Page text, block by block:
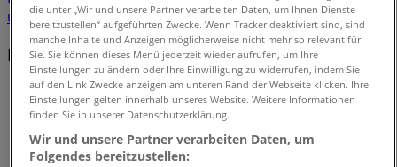
und Versicherungen
Filiale in der Nähe
Tiendeo in Augsburg»
Einzelhändlerindex in Augsburg
die unter „Wir und unsere Partner verarbeiten Daten, um Ihnen Dienste
bereitzustellen“ aufgeführten Zwecke. Wenn Tracker deaktiviert sind, sind
manche Inhalte und Anzeigen möglicherweise nicht mehr so relevant für
Sie. Sie können dieses Menü jederzeit wieder aufrufen, um Ihre
Einstellungen zu ändern oder Ihre Einwilligung zu widerrufen, indem Sie
auf den Link Zwecke anzeigen am unteren Rand der Webseite klicken. Ihre
Einstellungen gelten innerhalb unseres Website. Weitere Informationen
finden Sie in unserer Datenschutzerklärung.
Wir und unsere Partner verarbeiten Daten, um
Folgendes bereitzustellen: